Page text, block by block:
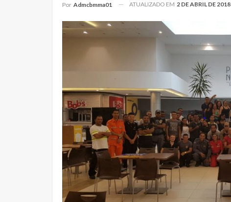
Por Admcbmma01 ATUALIZADO EM 2 DE ABRIL DE 2018